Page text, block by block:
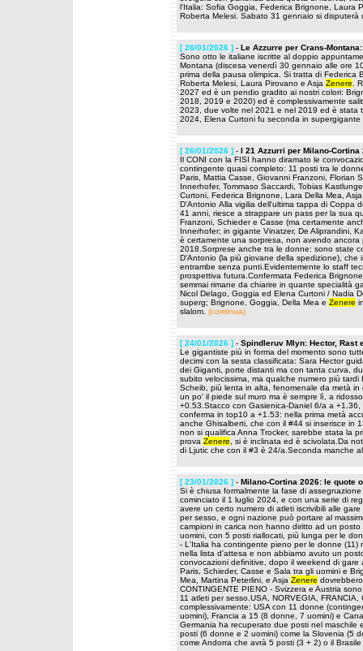
l'Italia: Sofia Goggia, Federica Brignone, Laura
Roberta Melesi. Sabato 31 gennaio si
[ 26/01/2026 ] - Le Azzurre per Crans-
Sono otto le italiane iscritte al doppio
Montana (discesa venerdì 30 gennaio alle ore
prima della pausa olimpica. Si tratta di Federica
Roberta Melesi, Laura Pirovano e Asja Zenere .
2027 ed è un pendio gradito ai nostri colori:
2018, 2019 e 2020) ed è complessivamente
2023, due volte nel 2021 e nel 2019 ed è stata
2024, Elena Curtoni fu seconda in
[ 26/01/2026 ] - I 21 Azzurri per Milano-Cortina
Il CONI con la FISI hanno diramato le
contingente quasi completo: 11 posti tra le
Paris, Mattia Casse, Giovanni Franzoni, Florian
Innerhofer, Tommaso Saccardi, Tobias
Curtoni, Federica Brignone, Lara Della Mea,
D'Antonio Alla vigilia dell'ultima tappa di Coppa
41 anni, riesce a strappare un pass per la sua
Franzoni, Schieder e Casse (ma certamente
Innerhofer; in gigante Vinatzer, De Aliprandini,
è certamente una sorpresa, non avendo
2018.Sorprese anche tra le donne: sono state
D'Antonio (la più giovane della spedizione),
entrambe senza punti.Evidentemente lo staff
prospettiva futura.Confermata Federica
semmai rimane da chiarire in quante specialità
Nicol Delago, Goggia ed Elena Curtoni / Nadia
superg; Brignone, Goggia, Della Mea e Zenere
slalom. (continua)
[ 24/01/2026 ] - Spindleruv Mlyn: Hector, Rast
Le gigantiste più in forma del momento sono
decimi con la sesta classificata: Sara Hector
dei Giganti, porte distanti ma con tanta curva,
subito velocissima, ma qualche numero più
Scheib, più lenta in alta, fenomenale da metà
un po' il piede sul muro ma è sempre lì, a
+0.53.Stacco con Gasienica-Daniel 6/a a
conferma in top10 a +1.53: nella prima metà
anche Ghisalberti, che con il #44 si inserisce in
non si qualifica Anna Trocker, sarebbe stata la
prova Zenere , si è inclinata ed è scivolata.Da
di Ljutic che con il #3 è 24/a.Seconda manche
[ 23/01/2026 ] - Milano-Cortina 2026: le quote
Si è chiusa formalmente la fase di
cominciato il 1 luglio 2024, e con una serie di
avere un certo numero di atleti iscrivibili alle
per sesso, e ogni nazione può portare al
campioni in carica non hanno diritto ad un
uomini, con 5 posti riallocati, più lunga per le
- L'Italia ha contingente pieno per le donne (11)
nella lista d'attesa e non abbiamo avuto un
convocazioni definitive, dopo il weekend di gare
Paris, Schieder, Casse e Sala tra gli uomini e
Mea, Martina Peterlini, e Asja Zenere
CONTINGENTE PIENO - Svizzera e Austria
11 atleti per sesso.USA, NORVEGIA,
complessivamente: USA con 11 donne
uomini), Francia a 15 (8 donne, 7 uomini) e
Germania ha recuperato due posti nel
posti (6 donne e 2 uomini) come la Slovenia (5
come Andorra che avrà 5 posti (3 + 2) o il